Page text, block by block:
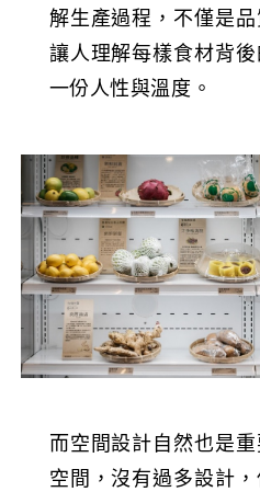
解生產過程，不僅是
讓人理解每樣食材背
一份人性與溫度。
而空間設計自然也是
空間，沒有過多設計